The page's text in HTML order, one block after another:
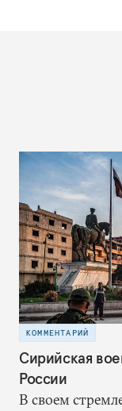
КОММЕНТАРИЙ
Сирийская
России
В своем